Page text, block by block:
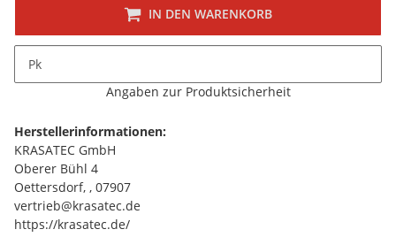
Pk
IN DEN WARENKORB
folgt
Angaben zur Produktsicherheit
Herstellerinformationen:
KRASATEC GmbH
Oberer Bühl 4
Oettersdorf, , 07907
vertrieb@krasatec.de
https://krasatec.de/